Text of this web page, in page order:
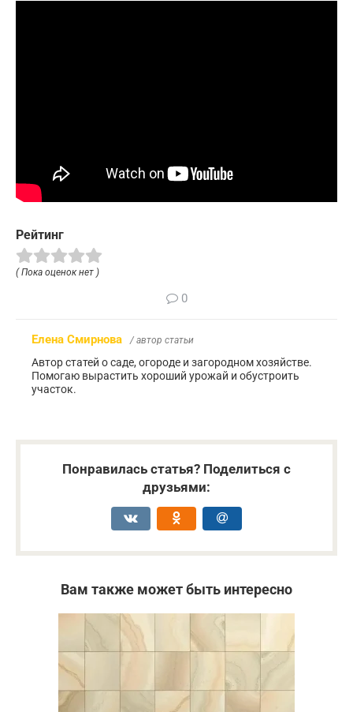
Рейтинг
( Пока оценок нет )
0
Елена Смирнова / автор статьи
Автор статей о саде, огороде и загородном хозяйстве.
Помогаю вырастить хороший урожай и обустроить
участок.
Понравилась статья? Поделиться с
друзьями:
Вам также может быть интересно